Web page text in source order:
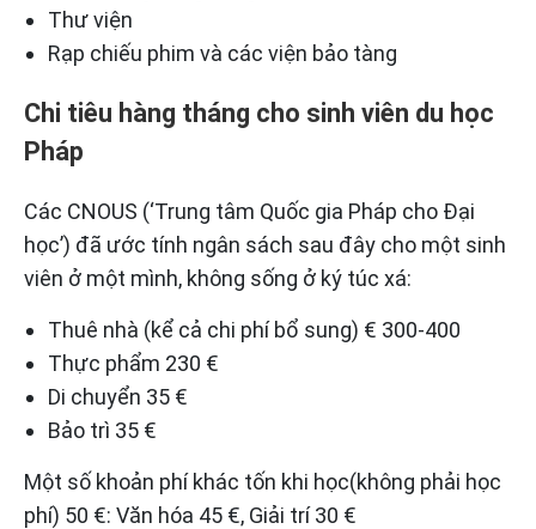
Thư viện
Rạp chiếu phim và các viện bảo tàng
Chi tiêu hàng tháng cho sinh viên du học
Pháp
Các CNOUS (‘Trung tâm Quốc gia Pháp cho Đại
học’) đã ước tính ngân sách sau đây cho một sinh
viên ở một mình, không sống ở ký túc xá:
Thuê nhà (kể cả chi phí bổ sung) € 300-400
Thực phẩm 230 €
Di chuyển 35 €
Bảo trì 35 €
Một số khoản phí khác tốn khi học(không phải học
phí) 50 €: Văn hóa 45 €, Giải trí 30 €